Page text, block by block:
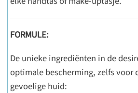
FORMULE:
De unieke ingrediënten in de
optimale bescherming, zelfs voor
gevoelige huid: